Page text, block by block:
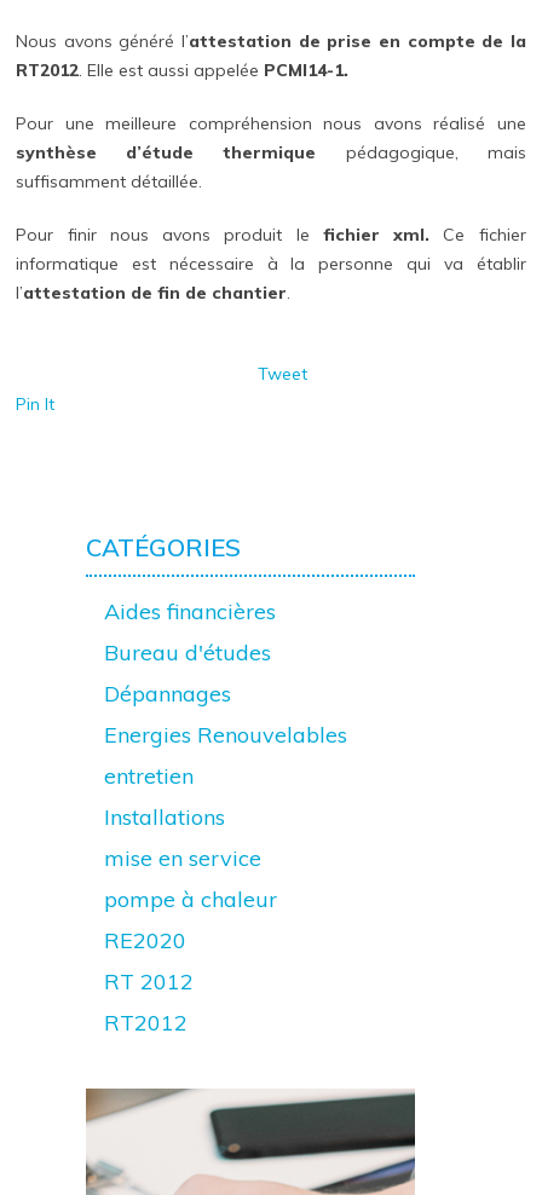
Nous avons généré l’attestation de prise en compte de la
RT2012. Elle est aussi appelée PCMI14-1.
Pour une meilleure compréhension nous avons réalisé une
synthèse d’étude thermique pédagogique, mais
suffisamment détaillée.
Pour finir nous avons produit le fichier xml. Ce fichier
informatique est nécessaire à la personne qui va établir
l’attestation de fin de chantier.
Tweet
Pin It
CATÉGORIES
Aides financières
Bureau d'études
Dépannages
Energies Renouvelables
entretien
Installations
mise en service
pompe à chaleur
RE2020
RT 2012
RT2012